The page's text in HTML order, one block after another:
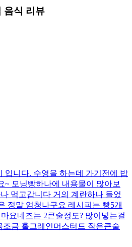
음식 리뷰
입니다. 수영을 하는데 가기전에 밥
~ 모닝빵하나에 내용물이 많아보
먹고갑니다 거의 계란하나 들었
정말 엄청나구요 레시피는 빵5개
요네즈는 2큰술정도? 많이넣는걸
금 홀그레인머스터드 작은큰술